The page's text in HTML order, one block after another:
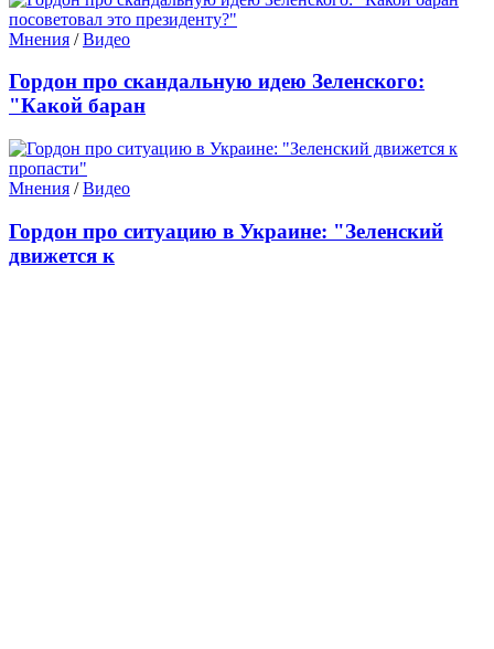
Мнения /Видео
Гордон про скандальную идею Зеленского:
"Какой баран
Мнения /Видео
Гордон про ситуацию в Украине: "Зеленский
движется к